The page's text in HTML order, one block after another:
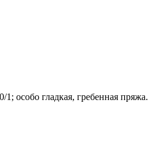
особо гладкая, гребенная пряжа.